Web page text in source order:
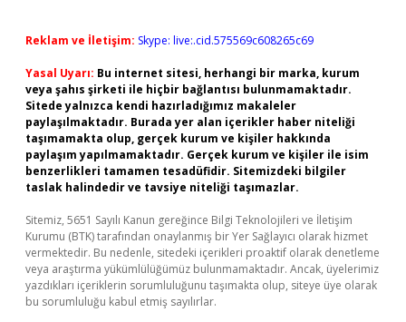
Reklam ve İletişim: Skype: live:.cid.575569c608265c69
Yasal Uyarı: Bu internet sitesi, herhangi bir marka, kurum
veya şahıs şirketi ile hiçbir bağlantısı bulunmamaktadır.
Sitede yalnızca kendi hazırladığımız makaleler
paylaşılmaktadır. Burada yer alan içerikler haber niteliği
taşımamakta olup, gerçek kurum ve kişiler hakkında
paylaşım yapılmamaktadır. Gerçek kurum ve kişiler ile isim
benzerlikleri tamamen tesadüfidir. Sitemizdeki bilgiler
taslak halindedir ve tavsiye niteliği taşımazlar.
Sitemiz, 5651 Sayılı Kanun gereğince Bilgi Teknolojileri ve İletişim
Kurumu (BTK) tarafından onaylanmış bir Yer Sağlayıcı olarak hizmet
vermektedir. Bu nedenle, sitedeki içerikleri proaktif olarak denetleme
veya araştırma yükümlülüğümüz bulunmamaktadır. Ancak, üyelerimiz
yazdıkları içeriklerin sorumluluğunu taşımakta olup, siteye üye olarak
bu sorumluluğu kabul etmiş sayılırlar.